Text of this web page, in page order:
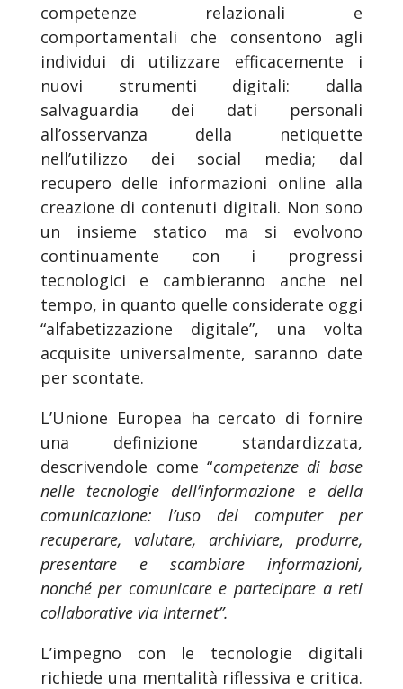
competenze relazionali e
comportamentali che consentono agli
individui di utilizzare efficacemente i
nuovi strumenti digitali: dalla
salvaguardia dei dati personali
all’osservanza della netiquette
nell’utilizzo dei social media; dal
recupero delle informazioni online alla
creazione di contenuti digitali. Non sono
un insieme statico ma si evolvono
continuamente con i progressi
tecnologici e cambieranno anche nel
tempo, in quanto quelle considerate oggi
“alfabetizzazione digitale”, una volta
acquisite universalmente, saranno date
per scontate.
L’Unione Europea ha cercato di fornire
una definizione standardizzata,
descrivendole come “competenze di base
nelle tecnologie dell’informazione e della
comunicazione: l’uso del computer per
recuperare, valutare, archiviare, produrre,
presentare e scambiare informazioni,
nonché per comunicare e partecipare a reti
collaborative via Internet”.
L’impegno con le tecnologie digitali
richiede una mentalità riflessiva e critica.